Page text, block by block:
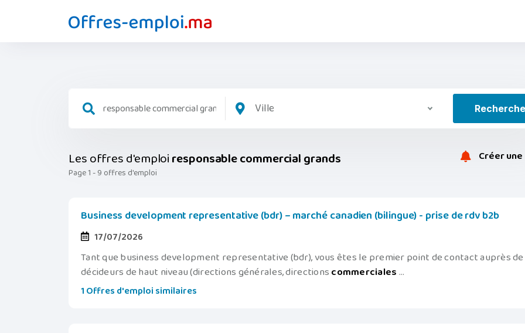
Ville Recherche
Les offres d'emploiresponsable commercial grands Créer
Page 1 - 9 offres d'emploi
Business development representative (bdr) – marché canadien (bilingue) - prise de rdv b2b
17/07/2026
Tant que business development representative (bdr), vous êtes le premier point de contact auprès de
décideurs de haut niveau (directions générales, directionscommerciales ...
1 Offres d'emploi similaires